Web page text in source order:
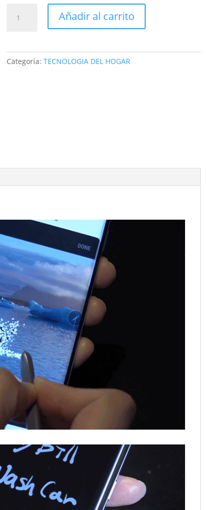
Pluma
Tablet
Añadir al carrito
Categoría:TECNOLOGIA DEL HOGAR